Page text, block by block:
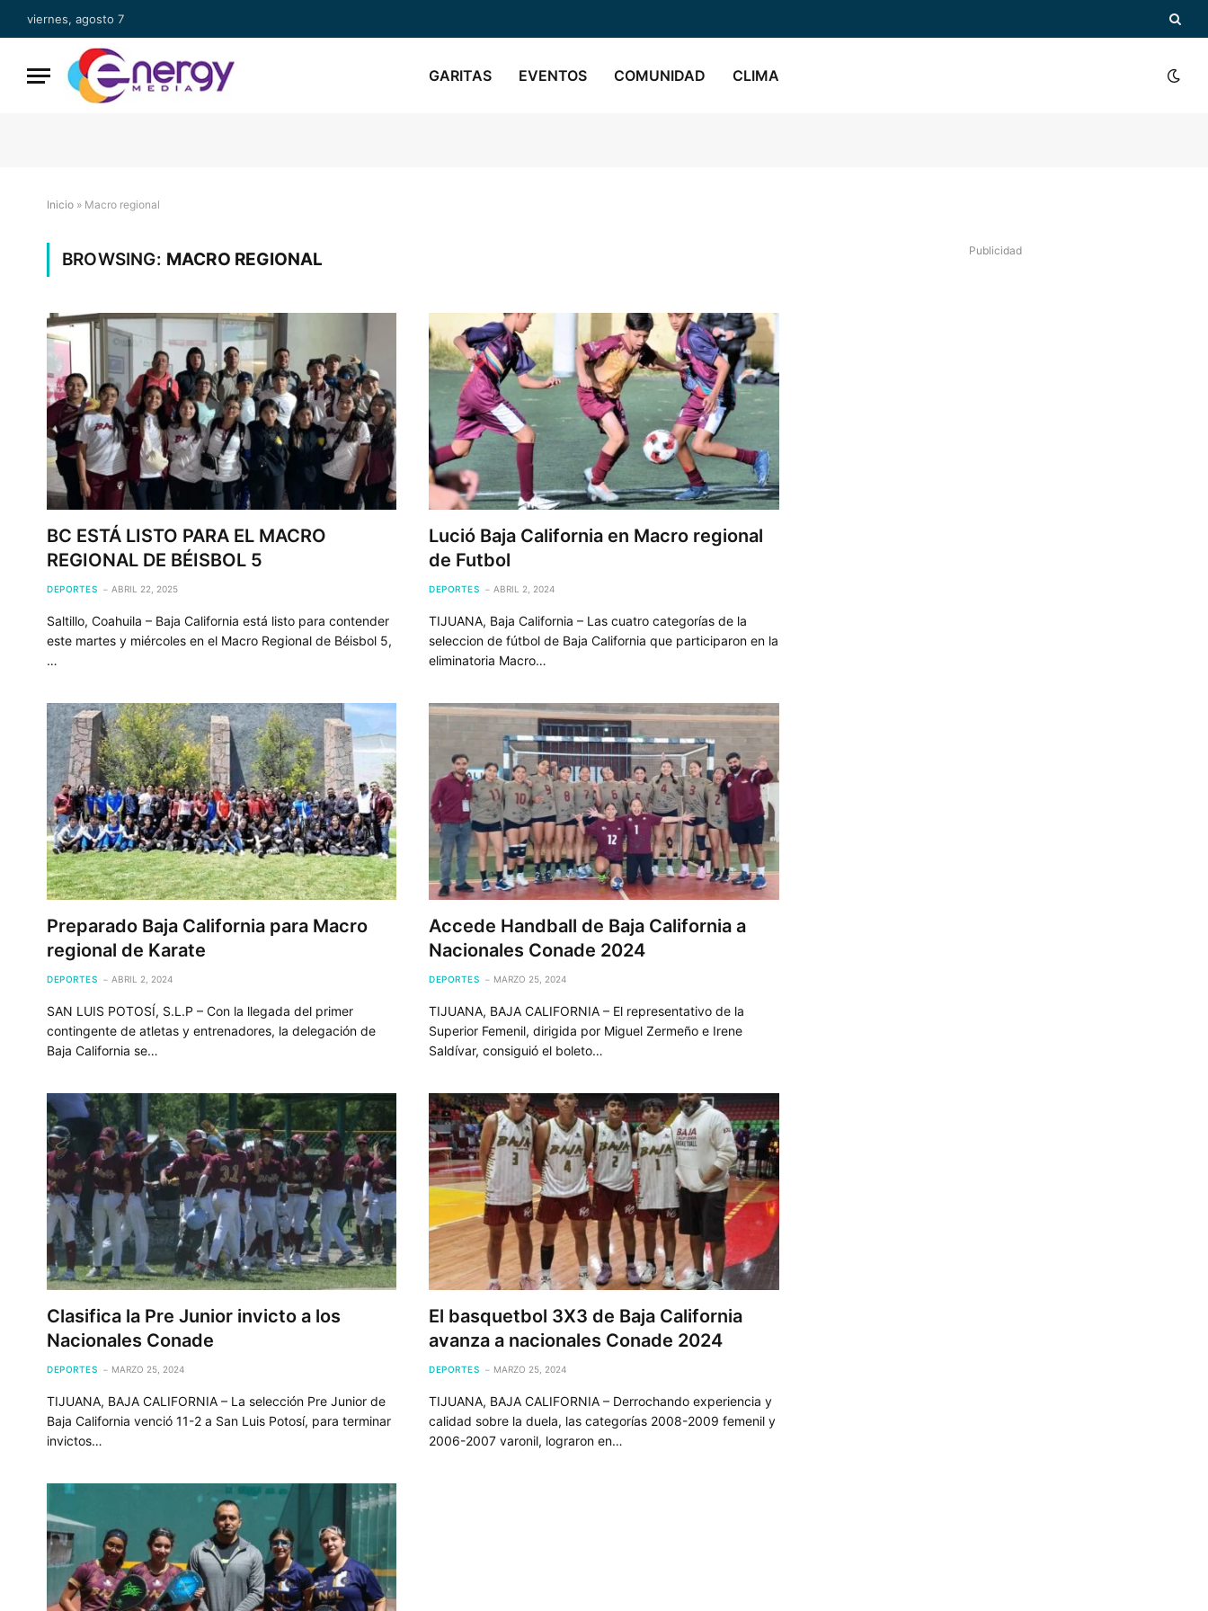
viernes, agosto 7
GARITAS EVENTOS COMUNIDAD CLIMA
Inicio » Macro regional
BROWSING: MACRO REGIONAL
BC ESTÁ LISTO PARA EL MACRO
REGIONAL DE BÉISBOL 5
DEPORTES ABRIL 22, 2025
Saltillo, Coahuila – Baja California está listo para contender
este martes y miércoles en el Macro Regional de Béisbol 5,
…
Lució Baja California en Macro regional
de Futbol
DEPORTES ABRIL 2, 2024
TIJUANA, Baja California – Las cuatro categorías de la
seleccion de fútbol de Baja California que participaron en la
eliminatoria Macro…
Preparado Baja California para Macro
regional de Karate
DEPORTES ABRIL 2, 2024
SAN LUIS POTOSÍ, S.L.P – Con la llegada del primer
contingente de atletas y entrenadores, la delegación de
Baja California se…
Accede Handball de Baja California a
Nacionales Conade 2024
DEPORTES MARZO 25, 2024
TIJUANA, BAJA CALIFORNIA – El representativo de la
Superior Femenil, dirigida por Miguel Zermeño e Irene
Saldívar, consiguió el boleto…
Clasifica la Pre Junior invicto a los
Nacionales Conade
DEPORTES MARZO 25, 2024
TIJUANA, BAJA CALIFORNIA – La selección Pre Junior de
Baja California venció 11-2 a San Luis Potosí, para terminar
invictos…
El basquetbol 3X3 de Baja California
avanza a nacionales Conade 2024
DEPORTES MARZO 25, 2024
TIJUANA, BAJA CALIFORNIA – Derrochando experiencia y
calidad sobre la duela, las categorías 2008-2009 femenil y
2006-2007 varonil, lograron en…
Publicidad